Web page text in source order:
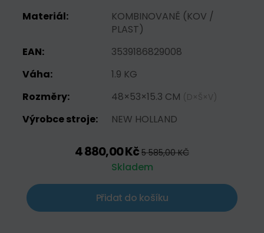
Materiál:
KOMBINOVANĚ (KOV /
PLAST)
EAN:
3539186829008
Váha:
1.9 KG
Rozměry:
48×53×15.3 CM (D×Š×V)
Výrobce stroje: NEW HOLLAND
4 880,00 Kč 5 585,00 KČ
Skladem
Přidat do košíku